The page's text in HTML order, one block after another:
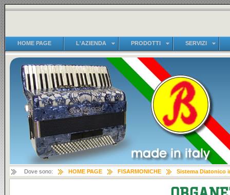
HOME PAGE L'AZIENDA PRODOTTI SERVIZI
Dove sono: HOME PAGE FISARMONICHE Sistema Diatonico